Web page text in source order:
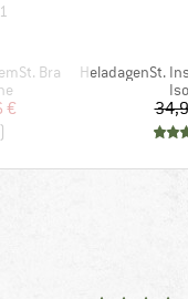
1
Bra
Preis
€
Artikel
HeladagenSt.